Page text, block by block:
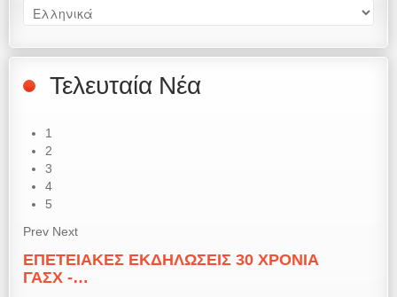
Τελευταία Νέα
1
2
3
4
5
Prev Next
ΕΠΕΤΕΙΑΚΕΣ ΕΚΔΗΛΩΣΕΙΣ 30 ΧΡΟΝΙΑ
ΓΑΣΧ -…